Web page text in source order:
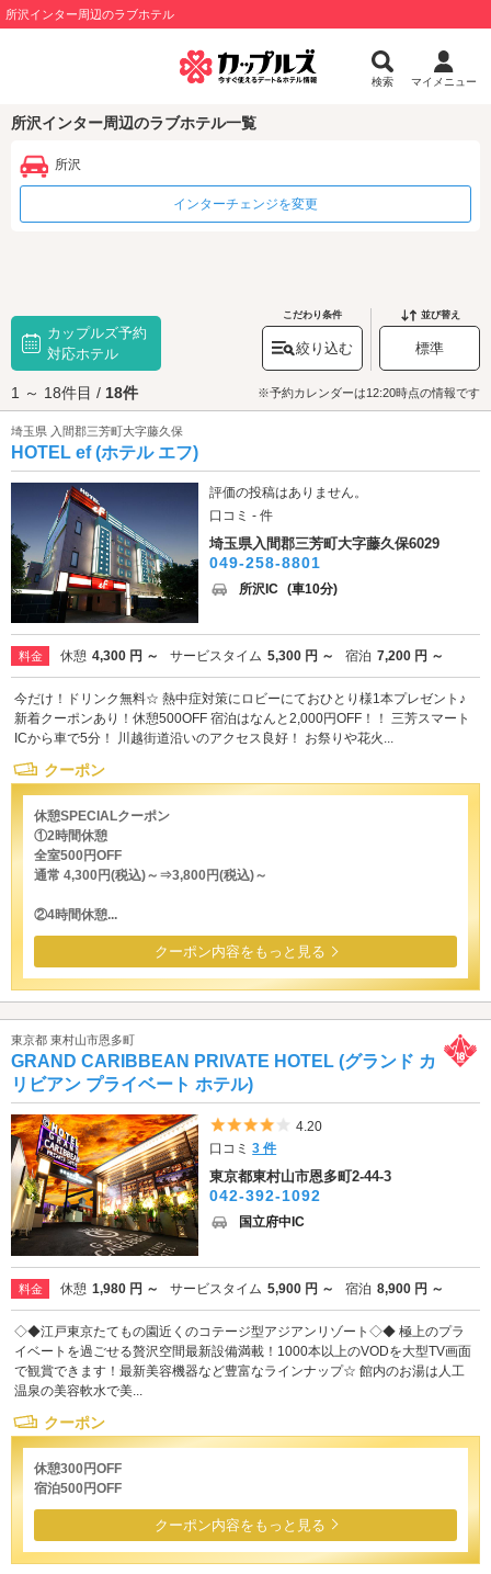
所沢インター周辺のラブホテル
検索 マイメニュー
所沢インター周辺のラブホテル一覧
所沢
インターチェンジを変更
カップルズ予約
対応ホテル
こだわり条件
絞り込む
並び替え
標準
1 ～ 18件目 / 18件 ※予約カレンダーは12:20時点の情報です
埼玉県 入間郡三芳町大字藤久保
HOTEL ef (ホテル エフ)
評価の投稿はありません。
口コミ - 件
埼玉県入間郡三芳町大字藤久保6029
049-258-8801
所沢IC (車10分)
料金 休憩 4,300 円 ～ サービスタイム 5,300 円 ～ 宿泊 7,200 円 ～
今だけ！ドリンク無料☆ 熱中症対策にロビーにておひとり様1本プレゼント♪
新着クーポンあり！休憩500OFF 宿泊はなんと2,000円OFF！！ 三芳スマート
ICから車で5分！ 川越街道沿いのアクセス良好！ お祭りや花火...
クーポン
休憩SPECIALクーポン
①2時間休憩
全室500円OFF
通常 4,300円(税込)～⇒3,800円(税込)～
②4時間休憩...
クーポン内容をもっと見る
東京都 東村山市恩多町
GRAND CARIBBEAN PRIVATE HOTEL (グランド カ
リビアン プライベート ホテル)
5つ星のうち4
4.20
口コミ3 件
東京都東村山市恩多町2-44-3
042-392-1092
国立府中IC
料金 休憩 1,980 円 ～ サービスタイム 5,900 円 ～ 宿泊 8,900 円 ～
◇◆江戸東京たてもの園近くのコテージ型アジアンリゾート◇◆ 極上のプラ
イベートを過ごせる贅沢空間最新設備満載！1000本以上のVODを大型TV画面
で観賞できます！最新美容機器など豊富なラインナップ☆ 館内のお湯は人工
温泉の美容軟水で美...
クーポン
休憩300円OFF
宿泊500円OFF
クーポン内容をもっと見る